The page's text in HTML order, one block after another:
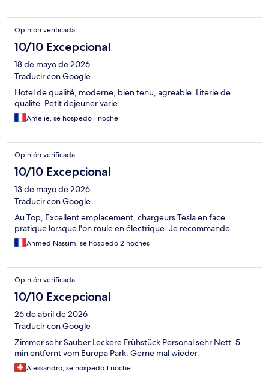
Opinión verificada
10/10 Excepcional
18 de mayo de 2026
Traducir con Google
Hotel de qualité, moderne, bien tenu, agreable. Literie de
qualite. Petit dejeuner varie.
Amélie, se hospedó 1 noche
Opinión verificada
10/10 Excepcional
13 de mayo de 2026
Traducir con Google
Au Top, Excellent emplacement, chargeurs Tesla en face
pratique lorsque l'on roule en électrique. Je recommande
Ahmed Nassim, se hospedó 2 noches
Opinión verificada
10/10 Excepcional
26 de abril de 2026
Traducir con Google
Zimmer sehr Sauber Leckere Frühstück Personal sehr Nett. 5
min entfernt vom Europa Park. Gerne mal wieder.
Alessandro, se hospedó 1 noche